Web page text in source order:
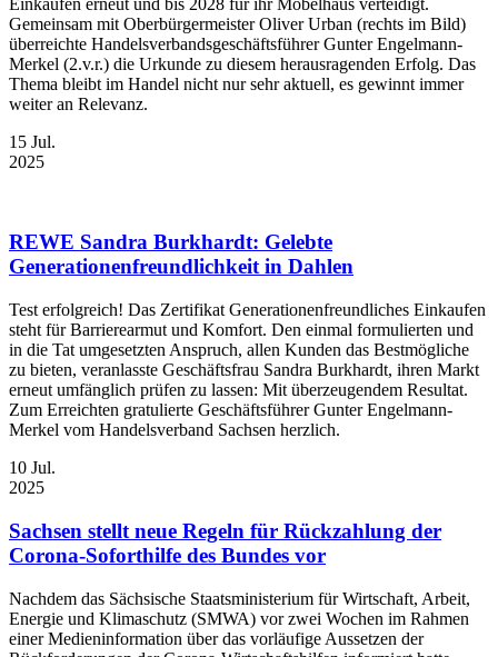
Gemeinsam mit Oberbürgermeister Oliver Urban (rechts im Bild)
überreichte Handelsverbandsgeschäftsführer Gunter Engelmann-
Merkel (2.v.r.) die Urkunde zu diesem herausragenden Erfolg. Das
Thema bleibt im Handel nicht nur sehr aktuell, es gewinnt immer
weiter an Relevanz.
15 Jul.
2025
REWE Sandra Burkhardt: Gelebte
Generationenfreundlichkeit in Dahlen
Test erfolgreich! Das Zertifikat Generationenfreundliches Einkaufen
steht für Barrierearmut und Komfort. Den einmal formulierten und
in die Tat umgesetzten Anspruch, allen Kunden das Bestmögliche
zu bieten, veranlasste Geschäftsfrau Sandra Burkhardt, ihren Markt
erneut umfänglich prüfen zu lassen: Mit überzeugendem Resultat.
Zum Erreichten gratulierte Geschäftsführer Gunter Engelmann-
Merkel vom Handelsverband Sachsen herzlich.
10 Jul.
2025
Sachsen stellt neue Regeln für Rückzahlung der
Corona-Soforthilfe des Bundes vor
Nachdem das Sächsische Staatsministerium für Wirtschaft, Arbeit,
Energie und Klimaschutz (SMWA) vor zwei Wochen im Rahmen
einer Medieninformation über das vorläufige Aussetzen der